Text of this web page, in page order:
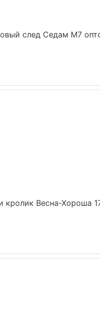
след Седам М7
кролик Весна-Хороша